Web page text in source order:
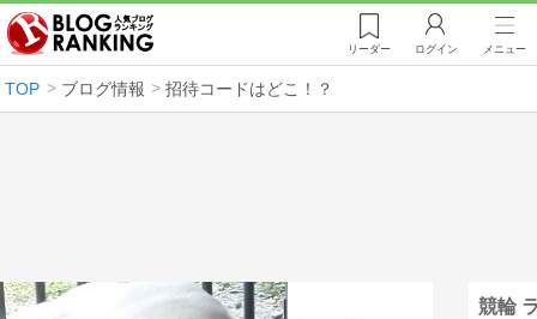
リーダー ログイン メニュー
TOP ブログ情報 招待コードはどこ！？
競輪